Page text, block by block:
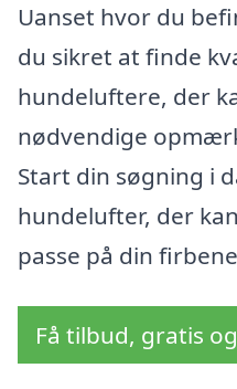
Uanset hvor du
du sikret at finde
hundeluftere, der
nødvendige
Start din søgning i
hundelufter, der
passe på din
Få tilbud, gratis